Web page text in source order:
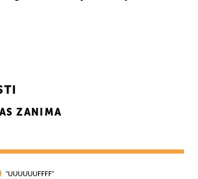
ZANIMA
"UUUUUUFFFF"